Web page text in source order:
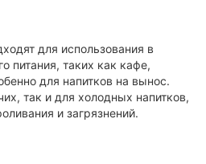
для использования в
питания, таких как кафе,
для напитков на вынос.
так и для холодных напитков,
и загрязнений.